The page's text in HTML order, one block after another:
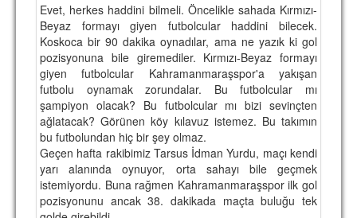
MULTİMEDYA
FOTOĞRAF & VİDEOLAR
MARŞ & TEZAHÜRATLAR
KULÜP
AMBLEM
SPOR TESİSLERİ
YÖNETİM KURULU
Evet, herkes haddini bilmeli. Öncelikle sahada Kırmızı-
Beyaz formayı giyen futbolcular haddini bilecek.
Koskoca bir 90 dakika oynadılar, ama ne yazık ki gol
pozisyonuna bile giremediler. Kırmızı-Beyaz formayı
giyen futbolcular Kahramanmaraşspor'a yakışan
futbolu oynamak zorundalar. Bu futbolcular mı
şampiyon olacak? Bu futbolcular mı bizi sevinçten
ağlatacak? Görünen köy kılavuz istemez. Bu takımın
bu futbolundan hiç bir şey olmaz.
Geçen hafta rakibimiz Tarsus İdman Yurdu, maçı kendi
yarı alanında oynuyor, orta sahayı bile geçmek
istemiyordu. Buna rağmen Kahramanmaraşspor ilk gol
pozisyonunu ancak 38. dakikada maçta buluğu tek